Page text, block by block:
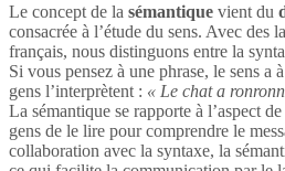
Le concept de la sémantique vient du
consacrée à l’étude du sens. Avec des
français, nous distinguons entre la
Si vous pensez à une phrase, le sens a
gens l’interprètent : « Le chat a
La sémantique se rapporte à l’aspect
gens de le lire pour comprendre le
collaboration avec la syntaxe, la